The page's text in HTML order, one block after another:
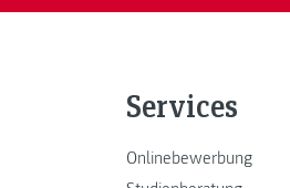
Services
Onlinebewerbung